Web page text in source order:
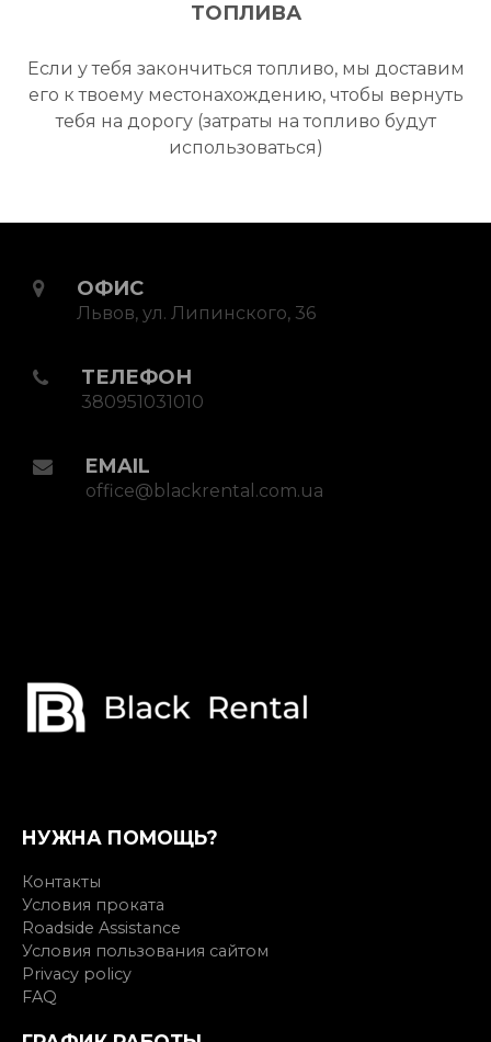
ТОПЛИВА
Если у тебя закончиться топливо, мы доставим
его к твоему местонахождению, чтобы вернуть
тебя на дорогу (затраты на топливо будут
использоваться)
ОФИС
Львов, ул. Липинского, 36
ТЕЛЕФОН
380951031010
EMAIL
office@blackrental.com.ua
НУЖНА ПОМОЩЬ?
Контакты
Условия проката
Roadside Assistance
Условия пользования сайтом
Privacy policy
FAQ